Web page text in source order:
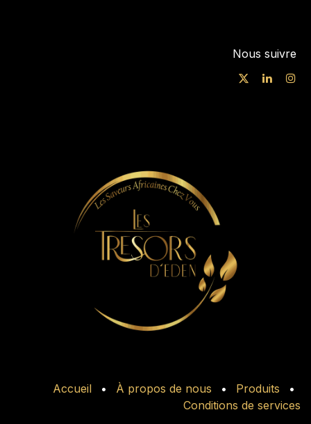
Nous suivre
Accueil • À propos de nous • Produits
•
Conditions de services